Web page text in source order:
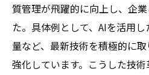
質管理が飛躍的に向上し、企
た。具体例として、AIを活用
量など、最新技術を積極的に
強化しています。こうした技